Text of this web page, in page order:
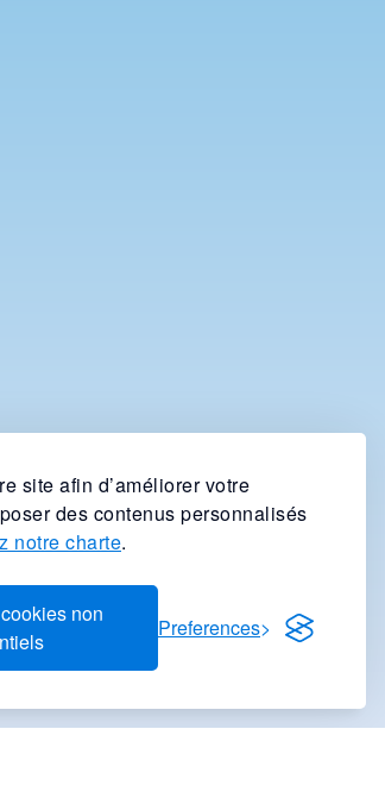
site afin d’améliorer votre
des contenus personnalisés
notre charte.
non
Preferences